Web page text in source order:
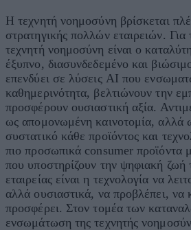
Η τεχνητή νοημοσύνη βρίσκεται
στρατηγικής πολλών εταιρειών.
τεχνητή νοημοσύνη είναι ο
έξυπνο, διασυνδεδεμένο και
επενδύει σε λύσεις AI που
καθημερινότητα, βελτιώνουν την
προσφέρουν ουσιαστική αξία.
ως απομονωμένη καινοτομία, αλλά
συστατικό κάθε προϊόντος και
πιο προσωπικά consumer προϊόντα
που υποστηρίζουν την ψηφιακή ζωή
εταιρείας είναι η τεχνολογία να
αλλά ουσιαστικά, να προβλέπει, να
προσφέρει. Στον τομέα των
ενσωμάτωση της τεχνητής